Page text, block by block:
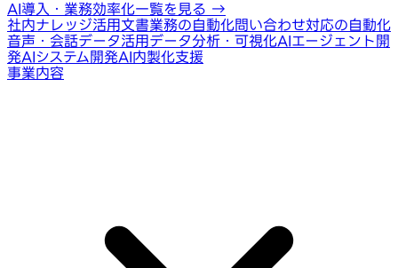
AI導入・業務効率化一覧を見る →
社内ナレッジ活用文書業務の自動化問い合わせ対応の自動化
音声・会話データ活用データ分析・可視化AIエージェント開
発AIシステム開発AI内製化支援
事業内容